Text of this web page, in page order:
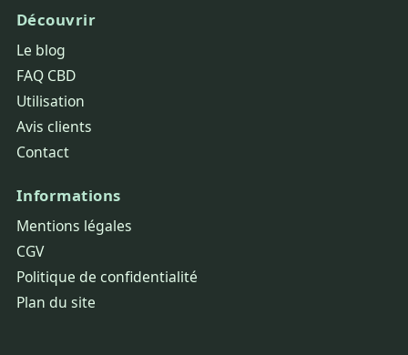
Découvrir
Le blog
FAQ CBD
Utilisation
Avis clients
Contact
Informations
Mentions légales
CGV
Politique de confidentialité
Plan du site